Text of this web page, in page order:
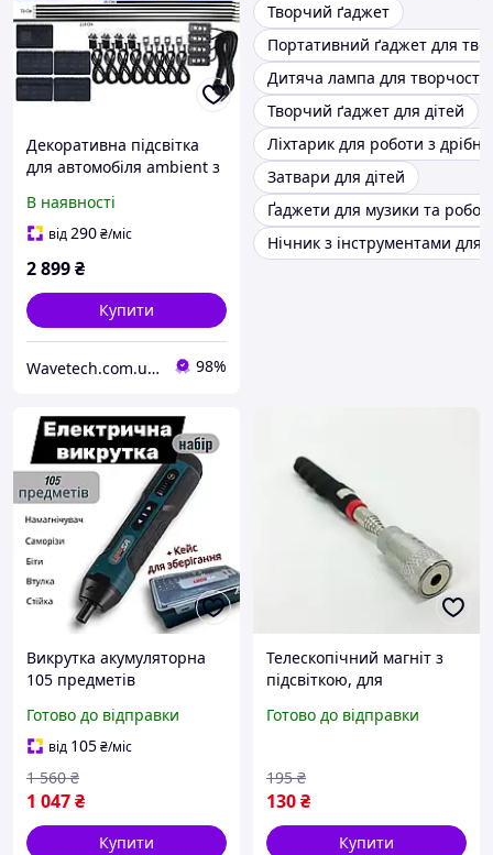
Декоративна підсвітка
для автомобіля ambient з
предметів
В наявності
від290₴/міс
2 899₴
Купити
Wavetech.com.ua - Інтернет магазин корисних покупок 98%
Творчий ґаджет
Портативний ґаджет для
Дитяча лампа для творчості
Творчий ґаджет для дітей
Ліхтарик для роботи з
Затвари для дітей
Ґаджети для музики та
Нічник з інструментами для
Викрутка акумуляторна
105 предметів
регулюванням
потужності підсвідка
пластиковий кейс для
зберігання (Type-C)
Готово до відправки
від 105₴/міс
1 047₴
1 560 ₴
Купити
Телескопічний магніт з
підсвіткою, для
важкодоступних місцях
Готово до відправки
130₴
195 ₴
Купити